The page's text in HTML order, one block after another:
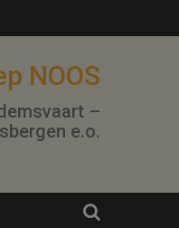
NOOS
–
e.o.